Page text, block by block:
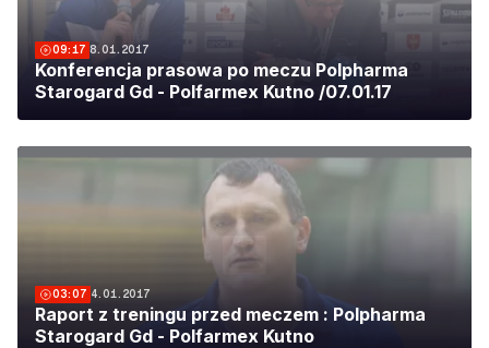
09:17 8.01.2017
Konferencja prasowa po meczu Polpharma
Starogard Gd - Polfarmex Kutno /07.01.17
03:07 4.01.2017
Raport z treningu przed meczem : Polpharma
Starogard Gd - Polfarmex Kutno